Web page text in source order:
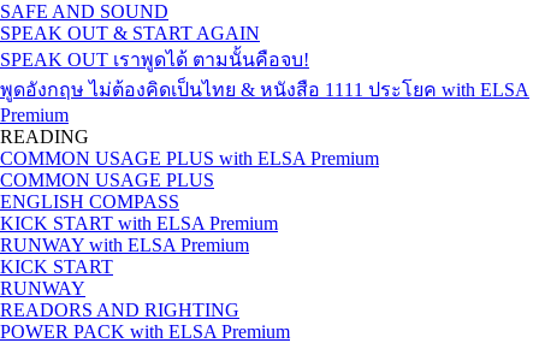
SAFE AND SOUND
SPEAK OUT & START AGAIN
SPEAK OUT เราพูดได้ ตามนั้นคือจบ!
พูดอังกฤษ ไม่ต้องคิดเป็นไทย & หนังสือ 1111 ประโยค with ELSA
Premium
READING
COMMON USAGE PLUS with ELSA Premium
COMMON USAGE PLUS
ENGLISH COMPASS
KICK START with ELSA Premium
RUNWAY with ELSA Premium
KICK START
RUNWAY
READORS AND RIGHTING
POWER PACK with ELSA Premium